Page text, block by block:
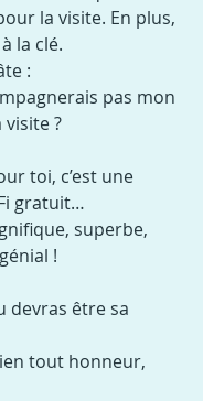
la visite. En plus,
la clé.
:
pas mon
?
toi, c’est une
gratuit…
superbe,
!
être sa
tout honneur,